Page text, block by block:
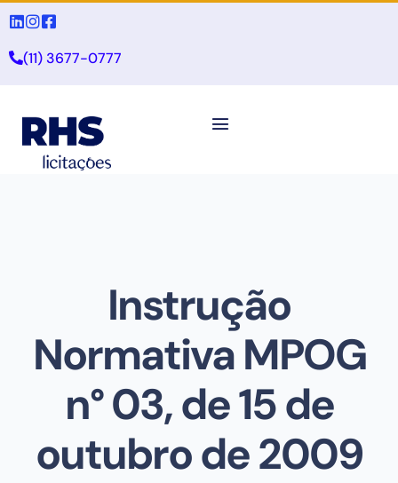
(11) 3677-0777
Instrução
Normativa MPOG
n° 03, de 15 de
outubro de 2009